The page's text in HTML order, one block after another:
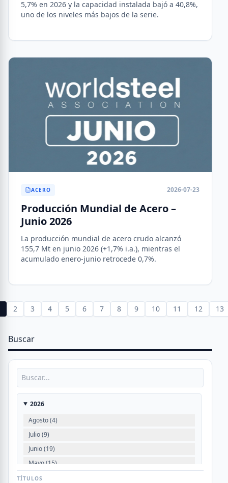
5,7% en 2026 y la capacidad instalada bajó a 40,8%,
uno de los niveles más bajos de la serie.
ACERO 2026-07-23
Producción Mundial de Acero –
Junio 2026
La producción mundial de acero crudo alcanzó
155,7 Mt en junio 2026 (+1,7% i.a.), mientras el
acumulado enero-junio retrocede 0,7%.
2 3 4 5 6 7 8 9 10 11 12 13
Buscar
2026
Agosto (4)
Julio (9)
Junio (19)
Mayo (15)
Abril (16)
TÍTULOS